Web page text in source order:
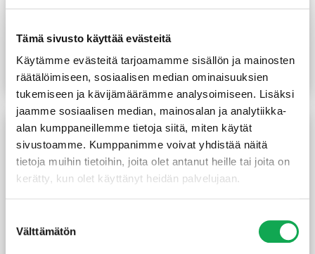
Tämä sivusto käyttää evästeitä
Käytämme evästeitä tarjoamamme sisällön ja mainosten
räätälöimiseen, sosiaalisen median ominaisuuksien
tukemiseen ja kävijämäärämme analysoimiseen. Lisäksi
jaamme sosiaalisen median, mainosalan ja analytiikka-
alan kumppaneillemme tietoja siitä, miten käytät
sivustoamme. Kumppanimme voivat yhdistää näitä
tietoja muihin tietoihin, joita olet antanut heille tai joita on
kerätty, kun olet käyttänyt heidän palvelujaan.
valinta
Välttämätön
4,55€/kpl
Lue lisää
kirkas 250 kpl/pkt
14,50€/pkt
Lue lisää